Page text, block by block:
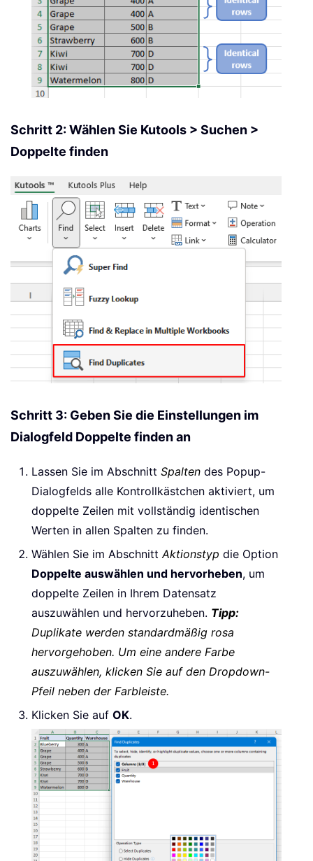
Schritt 2: Wählen Sie Kutools > Suchen >
Doppelte finden
Schritt 3: Geben Sie die Einstellungen im
Dialogfeld Doppelte finden an
Lassen Sie im Abschnitt Spalten des Popup-
Dialogfelds alle Kontrollkästchen aktiviert, um
doppelte Zeilen mit vollständig identischen
Werten in allen Spalten zu finden.
Wählen Sie im Abschnitt Aktionstyp die Option
Doppelte auswählen und hervorheben, um
doppelte Zeilen in Ihrem Datensatz
auszuwählen und hervorzuheben. Tipp:
Duplikate werden standardmäßig rosa
hervorgehoben. Um eine andere Farbe
auszuwählen, klicken Sie auf den Dropdown-
Pfeil neben der Farbleiste.
Klicken Sie auf OK.